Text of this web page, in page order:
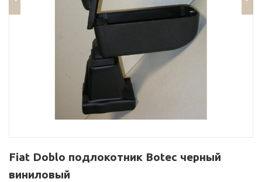
Fiat Doblo подлокотник Botec черный
виниловый